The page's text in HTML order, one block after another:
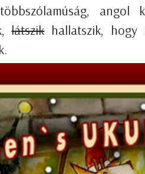
látszikhallatszik, hogy